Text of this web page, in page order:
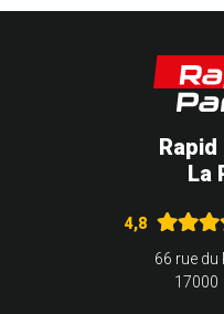
La
4,8
66 rue du
17000